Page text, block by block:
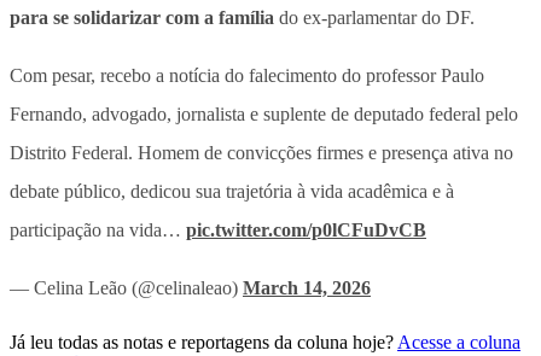
para se solidarizar com a família do ex-parlamentar do DF.
Com pesar, recebo a notícia do falecimento do professor Paulo
Fernando, advogado, jornalista e suplente de deputado federal pelo
Distrito Federal. Homem de convicções firmes e presença ativa no
debate público, dedicou sua trajetória à vida acadêmica e à
participação na vida… pic.twitter.com/p0lCFuDvCB
— Celina Leão (@celinaleao) March 14, 2026
Já leu todas as notas e reportagens da coluna hoje? Acesse a coluna